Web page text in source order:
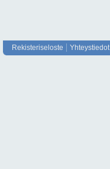
Rekisteriseloste Yhteystiedot